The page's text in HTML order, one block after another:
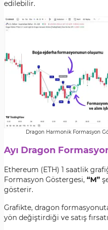
edilebilir.
Dragon Harmonik Formasyon
Ayı Dragon
Ethereum (ETH) 1 saatlik
Formasyon Göstergesi, “M”
gösterir.
Grafikte, dragon
yön değiştirdiği ve satış